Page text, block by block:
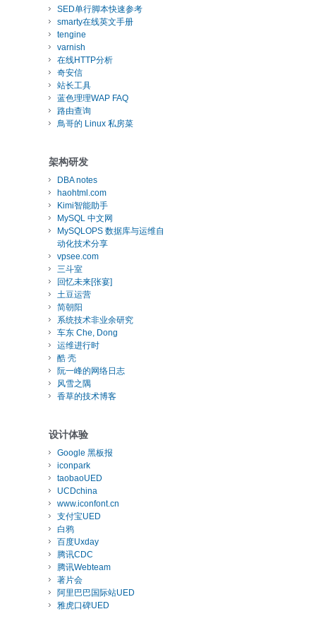
SED单行脚本快速参考
smarty在线英文手册
tengine
varnish
在线HTTP分析
奇安信
站长工具
蓝色理理WAP FAQ
路由查询
鳥哥的 Linux 私房菜
架构研发
DBA notes
haohtml.com
Kimi智能助手
MySQL 中文网
MySQLOPS 数据库与运维自
动化技术分享
vpsee.com
三斗室
回忆未来[张宴]
土豆运营
简朝阳
系统技术非业余研究
车东 Che, Dong
运维进行时
酷 壳
阮一峰的网络日志
风雪之隅
香草的技术博客
设计体验
Google 黑板报
iconpark
taobaoUED
UCDchina
www.iconfont.cn
支付宝UED
白鸦
百度Uxday
腾讯CDC
腾讯Webteam
著片会
阿里巴巴国际站UED
雅虎口碑UED